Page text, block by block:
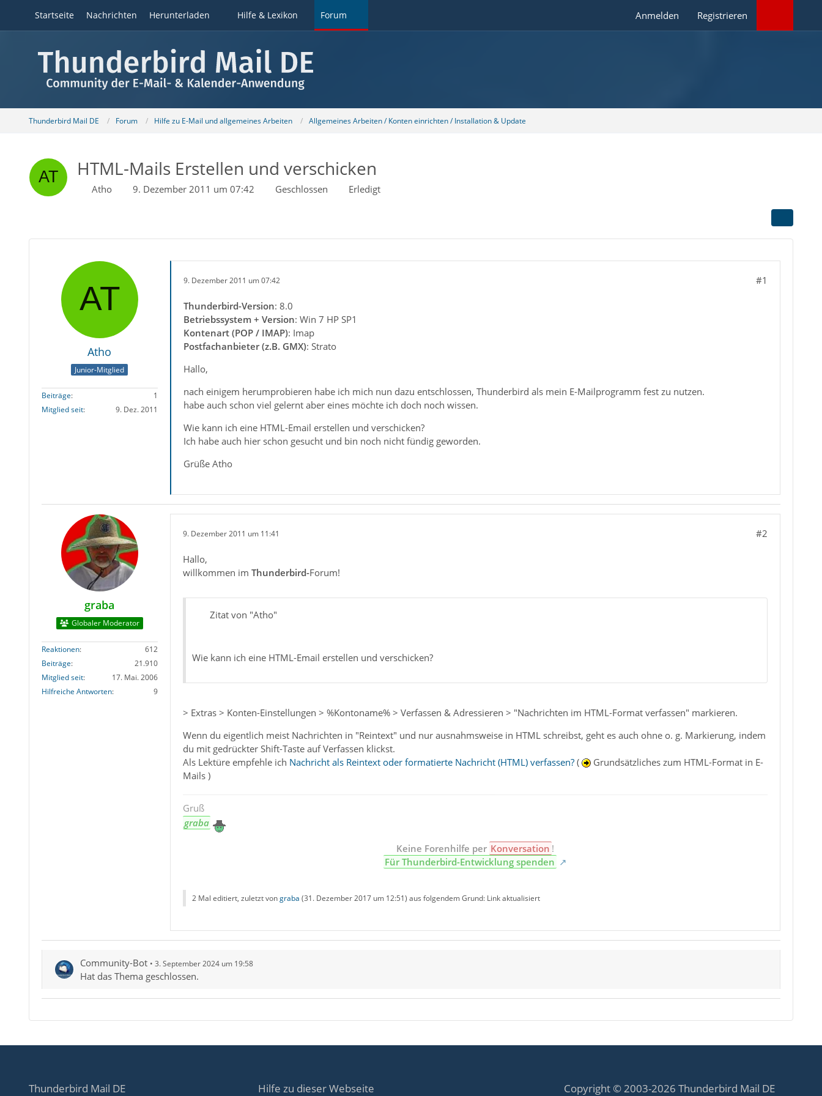
Startseite Nachrichten Herunterladen Hilfe & Lexikon Forum Anmelden Registrieren
Thunderbird Mail DE Forum Hilfe zu E-Mail und allgemeines Arbeiten Allgemeines Arbeiten / Konten einrichten / Installation & Update
HTML-Mails Erstellen und verschicken
Atho 9. Dezember 2011 um 07:42 Geschlossen Erledigt
Atho
Junior-Mitglied
Beiträge
1
Mitglied seit
9. Dez. 2011
9. Dezember 2011 um 07:42 #1
Thunderbird-Version: 8.0
Betriebssystem + Version: Win 7 HP SP1
Kontenart (POP / IMAP): Imap
Postfachanbieter (z.B. GMX): Strato
Hallo,
nach einigem herumprobieren habe ich mich nun dazu entschlossen, Thunderbird als mein E-Mailprogramm fest zu nutzen.
habe auch schon viel gelernt aber eines möchte ich doch noch wissen.
Wie kann ich eine HTML-Email erstellen und verschicken?
Ich habe auch hier schon gesucht und bin noch nicht fündig geworden.
Grüße Atho
graba
Globaler Moderator
Reaktionen
612
Beiträge
21.910
Mitglied seit
17. Mai. 2006
Hilfreiche Antworten
9
9. Dezember 2011 um 11:41 #2
Hallo,
willkommen im Thunderbird-Forum!
Zitat von "Atho"
Wie kann ich eine HTML-Email erstellen und verschicken?
> Extras > Konten-Einstellungen > %Kontoname% > Verfassen & Adressieren > "Nachrichten im HTML-Format verfassen" markieren.
Wenn du eigentlich meist Nachrichten in "Reintext" und nur ausnahmsweise in HTML schreibst, geht es auch ohne o. g. Markierung, indem
du mit gedrückter Shift-Taste auf Verfassen klickst.
Als Lektüre empfehle ich Nachricht als Reintext oder formatierte Nachricht (HTML) verfassen?(
Grundsätzliches zum HTML-Format in E-
Mails )
Gruß
graba
Keine Forenhilfe per Konversation !
Für Thunderbird-Entwicklung spenden
2 Mal editiert, zuletzt vongraba (31. Dezember 2017 um 12:51) aus folgendem Grund: Link aktualisiert
Community-Bot 3. September 2024 um 19:58
Hat das Thema geschlossen.
Thunderbird Mail DE Hilfe zu dieser Webseite Copyright © 2003-2026 Thunderbird Mail DE